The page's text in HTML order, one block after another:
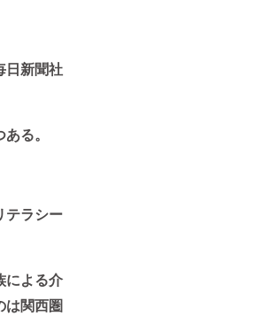
日新聞社
る。
テラシー
による介
は関西圏